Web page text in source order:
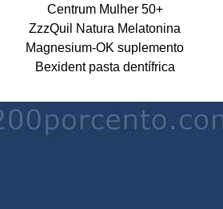
Centrum Mulher 50+
ZzzQuil Natura Melatonina
Magnesium-OK suplemento
Bexident pasta dentífrica